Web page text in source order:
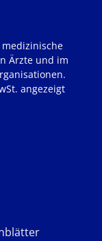
medizinische
Ärzte und im
angezeigt